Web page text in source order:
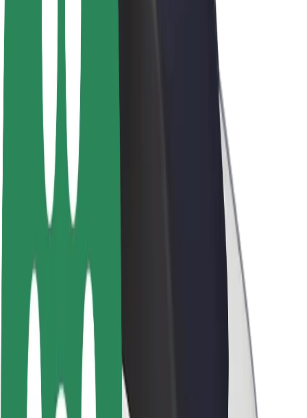
Empresa
Carreiras
Sobre a Bolt
Sustentabilidade na Bolt
Projeto Zero
Blog
Sala de imprensa
Missão
Relações com investidores
Liderança
Marca
Imprensa
Fundo Urbano
Segurança